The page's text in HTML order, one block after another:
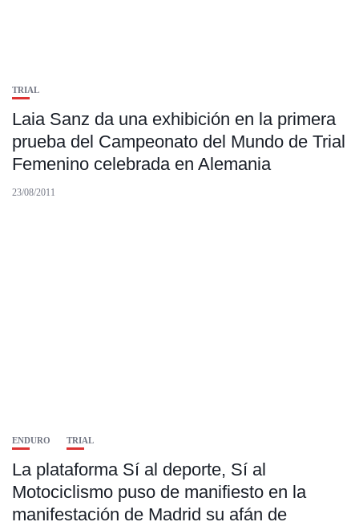
TRIAL
Laia Sanz da una exhibición en la primera
prueba del Campeonato del Mundo de Trial
Femenino celebrada en Alemania
23/08/2011
ENDURO TRIAL
La plataforma Sí al deporte, Sí al
Motociclismo puso de manifiesto en la
manifestación de Madrid su afán de